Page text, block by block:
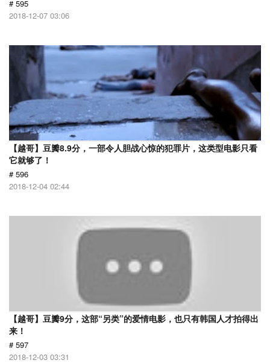
# 595
2018-12-07 03:06
【越哥】豆瓣8.9分，一部令人胆战心惊的犯罪片，这类型电影只看
它就够了！
# 596
2018-12-04 02:44
【越哥】豆瓣9分，这部“另类”的爱情电影，也只有韩国人才拍得出
来！
# 597
2018-12-03 03:31